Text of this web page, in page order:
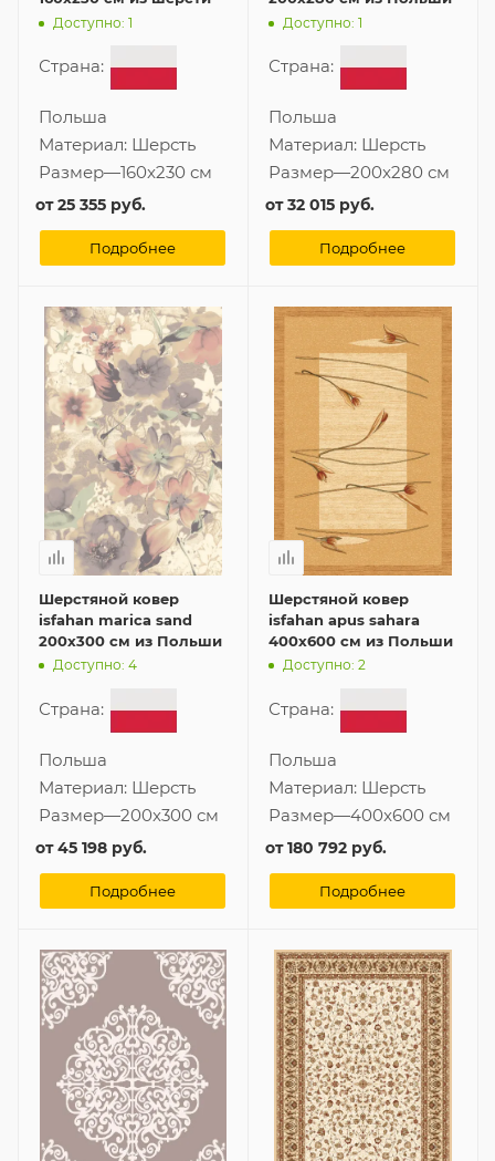
Доступно: 1
Страна:
Польша
Материал: Шерсть
Размер—160x230 см
от25 355 руб.
Подробнее
Доступно: 1
Страна:
Польша
Материал: Шерсть
Размер—200x280 см
от32 015 руб.
Подробнее
Шерстяной ковер
isfahan marica sand
200x300 см из Польши
Доступно: 4
Страна:
Польша
Материал: Шерсть
Размер—200x300 см
от45 198 руб.
Подробнее
Шерстяной ковер
isfahan apus sahara
400x600 см из Польши
Доступно: 2
Страна:
Польша
Материал: Шерсть
Размер—400x600 см
от180 792 руб.
Подробнее